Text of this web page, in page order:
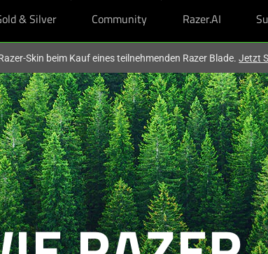
& Silver Community Razer.AI
Skin beim Kauf eines teilnehmenden Razer Blade.Jetzt